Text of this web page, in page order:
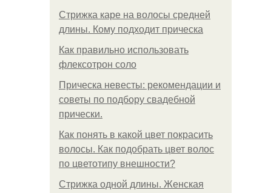
Стрижка каре на волосы средней
длины. Кому подходит прическа
Как правильно использовать
флексотрон соло
Прическа невесты: рекомендации и
советы по подбору свадебной
прически.
Как понять в какой цвет покрасить
волосы. Как подобрать цвет волос
по цветотипу внешности?
Стрижка одной длины. Женская